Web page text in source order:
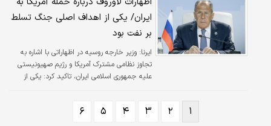
ایران/ یکی از اهداف اصلی جنگ تسلط
بر نفت بود
ایرنا: وزیر خارجه روسیه در اظهاراتی با اشاره به
تجاوز نظامی مشترک آمریکا و رژیم صهیونیستی
علیه جمهوری اسلامی ایران، تاکید کرد: یکی از
۱ ۲ ۳ ۴ ۵ ۶